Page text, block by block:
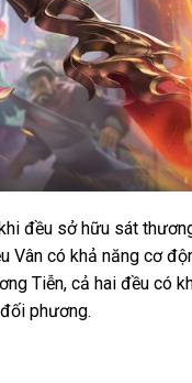
đều sở hữu sát
Vân có khả năng cơ
Tiễn, cả hai đều có
phương.